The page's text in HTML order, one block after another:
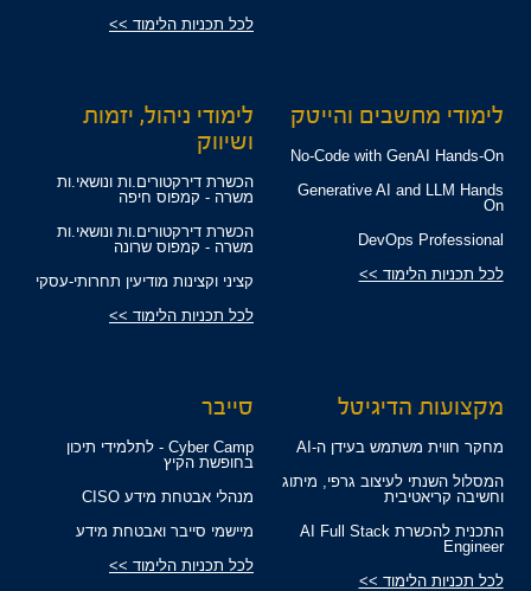
לכל תכניות הלימוד >>
לימודי מחשבים והייטק
No-Code with GenAI Hands-On
Generative AI and LLM Hands
On
DevOps Professional
לכל תכניות הלימוד >>
לימודי ניהול, יזמות
ושיווק
הכשרת דירקטורים.ות ונושאי.ות
משרה - קמפוס חיפה
הכשרת דירקטורים.ות ונושאי.ות
משרה - קמפוס שרונה
קציני וקצינות מודיעין תחרותי-עסקי
לכל תכניות הלימוד >>
מקצועות הדיגיטל
מחקר חווית משתמש בעידן ה-AI
המסלול השנתי לעיצוב גרפי, מיתוג
וחשיבה קריאטיבית
התכנית להכשרת AI Full Stack
Engineer
לכל תכניות הלימוד >>
סייבר
Cyber Camp - לתלמידי תיכון
בחופשת הקיץ
מנהלי אבטחת מידע CISO
מיישמי סייבר ואבטחת מידע
לכל תכניות הלימוד >>